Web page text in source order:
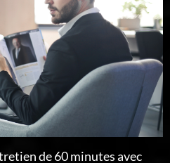
de 60 minutes avec